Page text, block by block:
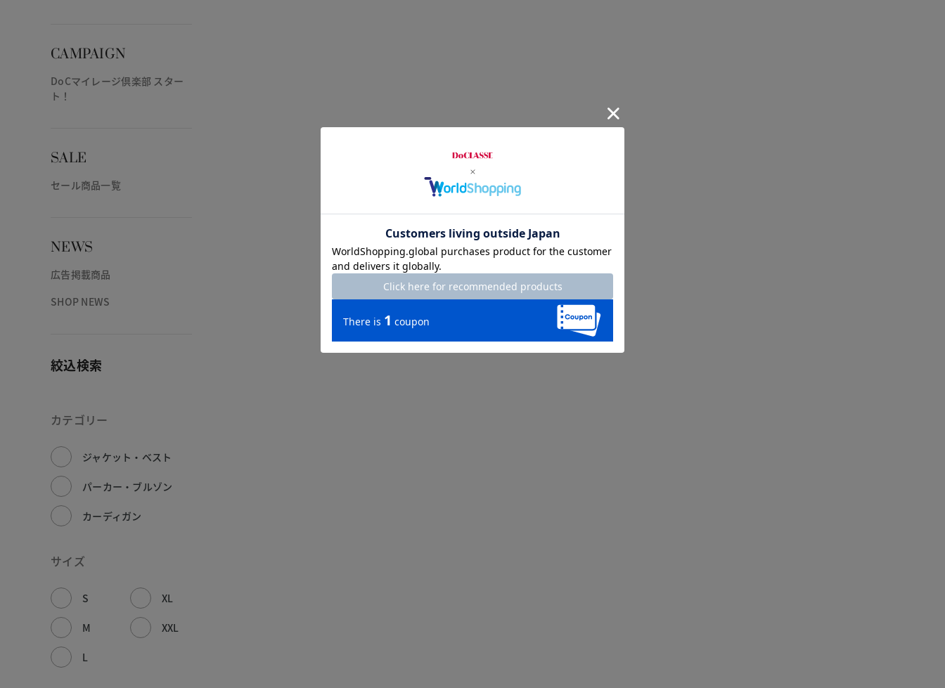
CAMPAIGN
DoCマイレージ倶楽部 スター
ト！
SALE
セール商品一覧
NEWS
広告掲載商品
SHOP NEWS
絞込検索
カテゴリー
ジャケット・ベスト
パーカー・ブルゾン
カーディガン
サイズ
S
M
L
XL
XXL